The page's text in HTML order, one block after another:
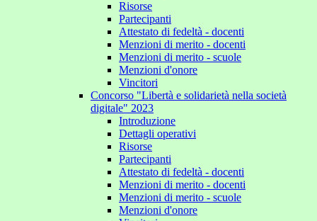
Risorse
Partecipanti
Attestato di fedeltà - docenti
Menzioni di merito - docenti
Menzioni di merito - scuole
Menzioni d'onore
Vincitori
Concorso "Libertà e solidarietà nella società
digitale" 2023
Introduzione
Dettagli operativi
Risorse
Partecipanti
Attestato di fedeltà - docenti
Menzioni di merito - docenti
Menzioni di merito - scuole
Menzioni d'onore